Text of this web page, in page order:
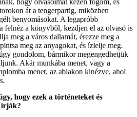
át a tengerpartig, miközben
benyomásokat. A legapróbb
felnéz a könyvből, kezdjen el az olvasó is
meg a város dallamát, érezze meg a
meg az anyagokat, és ízlelje meg.
gondolom, bármikor megengedhetjük
Akár munkába menet, vagy a
menet, az ablakon kinézve, ahol
hogy ezek a történeteket és
írják?